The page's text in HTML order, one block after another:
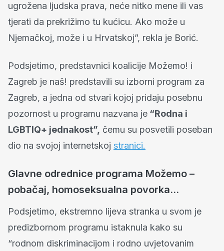
ugrožena ljudska prava, neće nitko mene ili vas
tjerati da prekrižimo tu kućicu. Ako može u
Njemačkoj, može i u Hrvatskoj”, rekla je Borić.
Podsjetimo, predstavnici koalicije Možemo! i
Zagreb je naš! predstavili su izborni program za
Zagreb, a jedna od stvari kojoj pridaju posebnu
pozornost u programu nazvana je “Rodna i
LGBTIQ+ jednakost”, čemu su posvetili poseban
dio na svojoj internetskoj stranici.
Glavne odrednice programa Možemo –
pobačaj, homoseksualna povorka…
Podsjetimo, ekstremno lijeva stranka u svom je
predizbornom programu istaknula kako su
“rodnom diskriminacijom i rodno uvjetovanim